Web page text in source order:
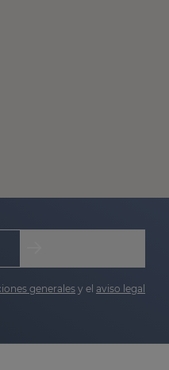
generales y el aviso legal